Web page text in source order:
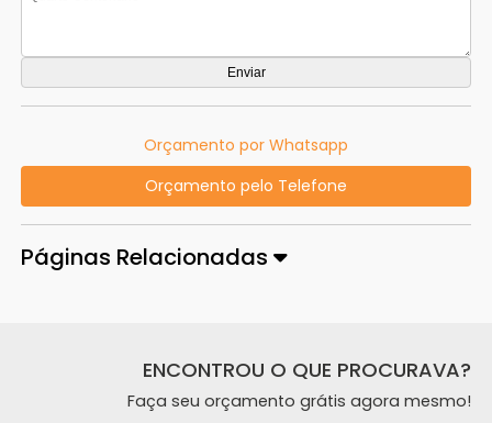
Orçamento por Whatsapp
Orçamento pelo Telefone
Páginas Relacionadas
ENCONTROU O QUE PROCURAVA?
Faça seu orçamento grátis agora mesmo!